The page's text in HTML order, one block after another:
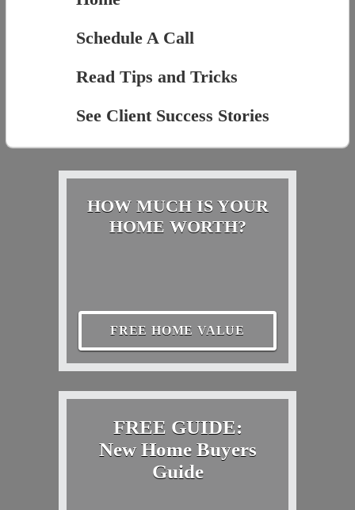
Schedule A Call
Read Tips and Tricks
See Client Success Stories
HOW MUCH IS YOUR
HOME WORTH?
FREE HOME VALUE
FREE GUIDE:
New Home Buyers
Guide